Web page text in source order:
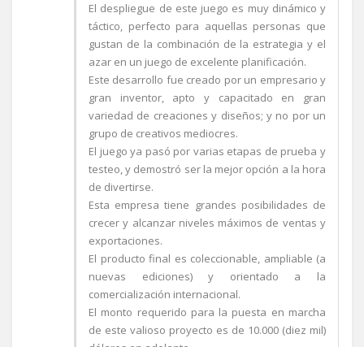
El despliegue de este juego es muy dinámico y
táctico, perfecto para aquellas personas que
gustan de la combinación de la estrategia y el
azar en un juego de excelente planificación.
Este desarrollo fue creado por un empresario y
gran inventor, apto y capacitado en gran
variedad de creaciones y diseños; y no por un
grupo de creativos mediocres.
El juego ya pasó por varias etapas de prueba y
testeo, y demostró ser la mejor opción a la hora
de divertirse.
Esta empresa tiene grandes posibilidades de
crecer y alcanzar niveles máximos de ventas y
exportaciones.
El producto final es coleccionable, ampliable (a
nuevas ediciones) y orientado a la
comercialización internacional.
El monto requerido para la puesta en marcha
de este valioso proyecto es de 10.000 (diez mil)